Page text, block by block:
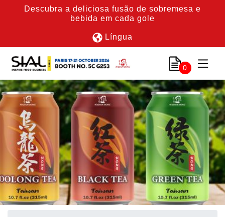
Descubra a deliciosa fusão de sobremesa e
bebida em cada gole
Língua
0